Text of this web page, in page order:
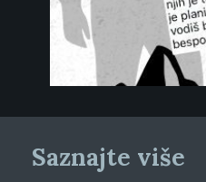
Saznajte više